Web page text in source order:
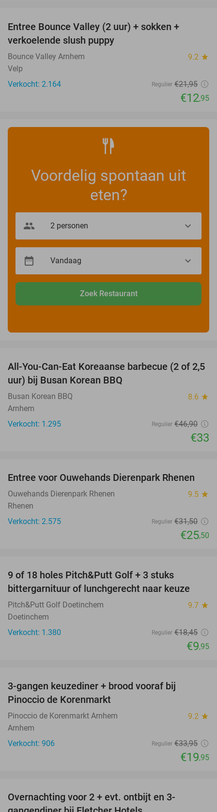
Entree Bounce Valley (2 uur) + sokken +
verkoelende slush puppy
Bounce Valley Arnhem 9.2 star
Velp
Verkocht: 2.164
Regulier €21,95
€12,95
Voordelig spontaan uit
eten?
Zoek Restaurant
30%
All-You-Can-Eat Koreaanse barbecue (2 of 2,5
uur) bij Busan Korean BBQ
Busan Korean BBQ 8.6 star
Arnhem
Verkocht: 1.295
Regulier €46,90
€33
19%
Entree voor Ouwehands Dierenpark Rhenen
Ouwehands Dierenpark Rhenen 9.5 star
Rhenen
Verkocht: 2.575
Regulier €31,50
€25,50
9 of 18 holes Pitch&Putt Golf + 3 stuks
bittergarnituur of lunchgerecht naar keuze
Pitch&Putt Golf Doetinchem 9.7 star
Doetinchem
Verkocht: 1.380
Regulier €18,45
€9,95
3-gangen keuzediner + brood vooraf bij
Pinoccio de Korenmarkt
Pinoccio de Korenmarkt Arnhem 9.2 star
Arnhem
Verkocht: 906
Regulier €33,95
€19,95
Overnachting voor 2 + evt. ontbijt en 3-